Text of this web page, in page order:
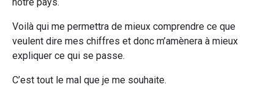
Voilà qui me permettra de mieux comprendre ce que
veulent dire mes chiffres et donc m’amènera à mieux
expliquer ce qui se passe.
C’est tout le mal que je me souhaite.